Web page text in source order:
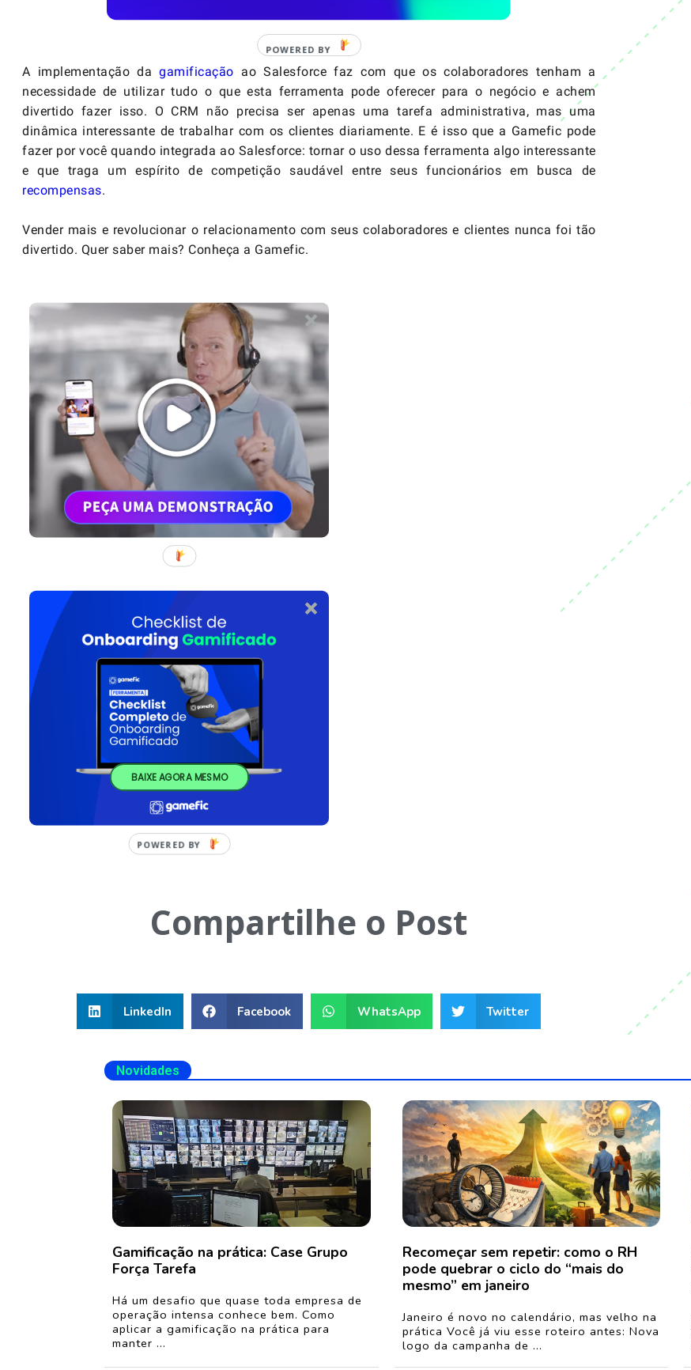
A implementação dagamificação ao Salesforce faz com que os colaboradores tenham a
necessidade de utilizar tudo o que esta ferramenta pode oferecer para o negócio e achem
divertido fazer isso. O CRM não precisa ser apenas uma tarefa administrativa, mas uma
dinâmica interessante de trabalhar com os clientes diariamente. E é isso que a Gamefic pode
fazer por você quando integrada ao Salesforce: tornar o uso dessa ferramenta algo interessante
e que traga um espírito de competição saudável entre seus funcionários em busca de
recompensas.
Vender mais e revolucionar o relacionamento com seus colaboradores e clientes nunca foi tão
divertido. Quer saber mais? Conheça a Gamefic.
BAIXE AGORA MESMO
Compartilhe o Post
LinkedIn Facebook WhatsApp Twitter
Novidades
Gamificação na prática: Case Grupo
Força Tarefa
Há um desafio que quase toda empresa de
operação intensa conhece bem. Como
aplicar a gamificação na prática para
manter ...
Recomeçar sem repetir: como o RH
pode quebrar o ciclo do “mais do
mesmo” em janeiro
Janeiro é novo no calendário, mas velho na
prática Você já viu esse roteiro antes: Nova
logo da campanha de ...